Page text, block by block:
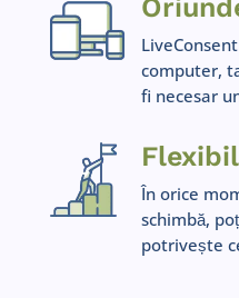
computer,
fi necesar
Flexibil
În orice
schimbă,
potrivește